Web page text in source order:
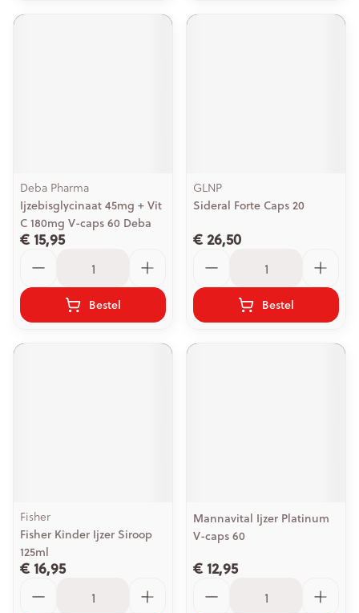
Deba Pharma
Ijzebisglycinaat 45mg + Vit
C 180mg V-caps 60 Deba
€ 15,95
Bestel
GLNP
Sideral Forte Caps 20
€ 26,50
Bestel
Fisher
Fisher Kinder Ijzer Siroop
125ml
€ 16,95
Mannavital Ijzer Platinum
V-caps 60
€ 12,95